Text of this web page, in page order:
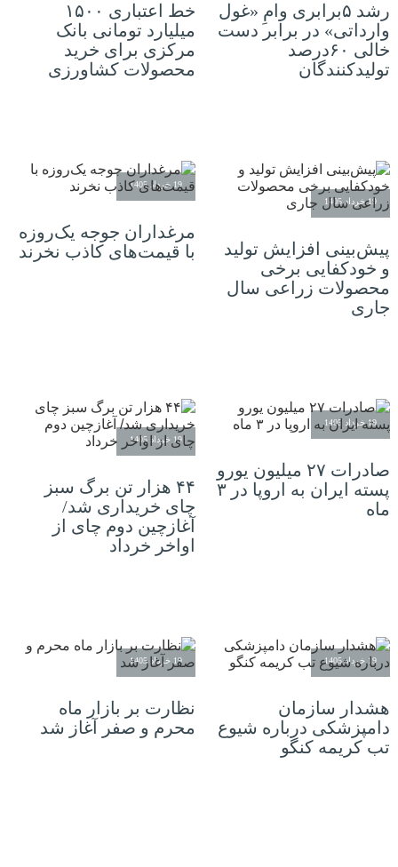
رشد ۵برابری وامِ «غول
وارداتی» در برابر دست‌
خالی ۶۰درصد
تولیدکنندگان
خط اعتباری ۱۵۰۰
میلیارد تومانی بانک
مرکزی برای خرید
محصولات کشاورزی
19 خرداد 1405
پیش‌بینی افزایش تولید
و خودکفایی برخی
محصولات زراعی سال
جاری
19 خرداد 1405
مرغداران جوجه یک‌روزه
با قیمت‌های کاذب نخرند
19 خرداد 1405
صادرات ۲۷ میلیون یورو
پسته ایران به اروپا در ۳
ماه
19 خرداد 1405
۴۴ هزار تن برگ سبز
چای خریداری شد/
آغازچین دوم چای از
اواخر خرداد
19 خرداد 1405
هشدار سازمان
دامپزشکی درباره شیوع
تب کریمه کنگو
19 خرداد 1405
نظارت بر بازار ماه
محرم و صفر آغاز شد